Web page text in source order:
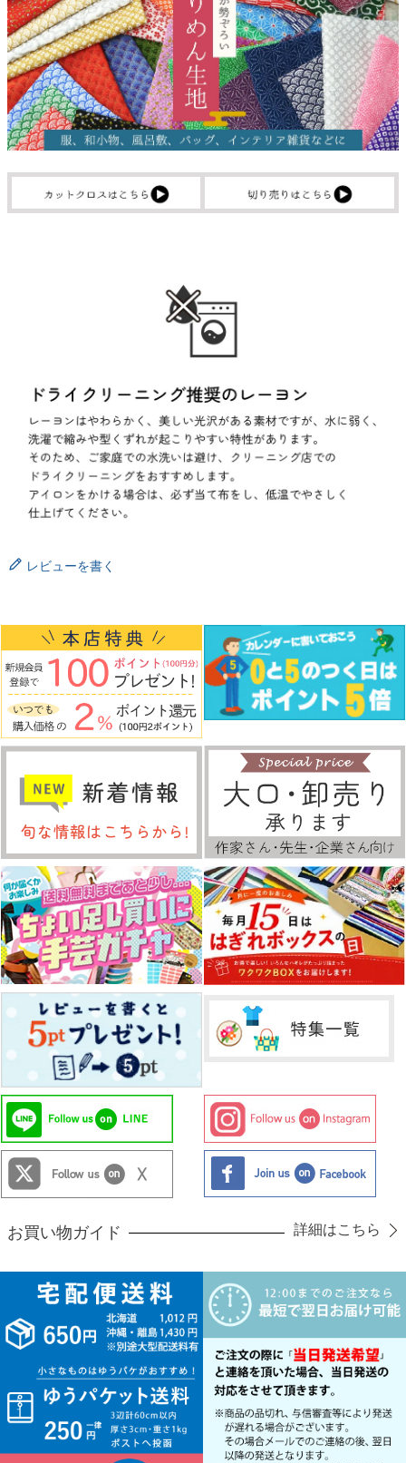
レビューを書く
お買い物ガイド 詳細はこちら